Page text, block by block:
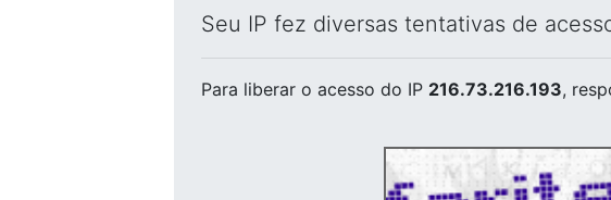
Seu IP fez diversas tentativas de
Para liberar o acesso do IP 216.73.216.193,